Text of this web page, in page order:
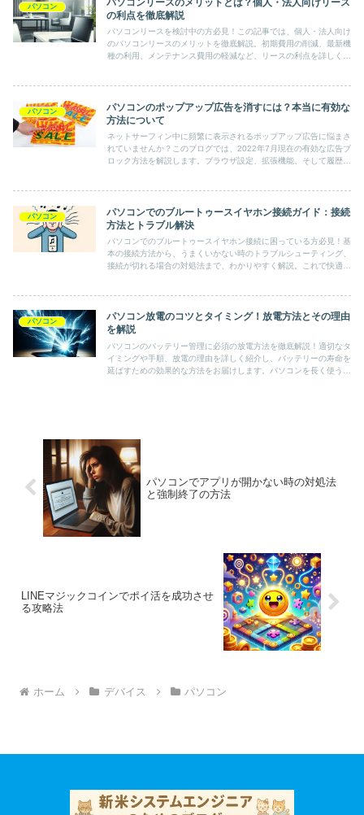
パソコン
パソコンリースのメリットとは？個人・法人向けリース
の利点を徹底解説
パソコンリースを検討中の方必見！この記事では、個人・法人向け
のパソコンリースのメリットを徹底解説。初期費用の削減、最新機
種の利用、メンテナンス費用の軽減など、リースの利点を詳しく紹
パソコン
パソコンのポップアップ広告を消すには？本当に有効な
方法について
ネットサーフィン中に頻繁に表示されるポップアップ広告に悩まさ
れていませんか？このブログでは、2022年7月現在の有効な広告ブ
ロック方法を解説します。ブラウザ設定、拡張機能、そして履歴削
パソコン
パソコンでのブルートゥースイヤホン接続ガイド：接続
方法とトラブル解決
パソコンでのブルートゥースイヤホン接続に困っている方必見！基
本の接続方法から、うまくいかない時のトラブルシューティング、
接続が切れる場合の対処法まで、わかりやすく解説。これで快適に
パソコン
パソコン放電のコツとタイミング！放電方法とその理由
を解説
パソコンのバッテリー管理に必須の放電方法を徹底解説！適切なタ
イミングや手順、放電の理由を詳しく紹介し、バッテリーの寿命を
延ばすための効果的な方法をお届けします。パソコンを長く使うた
パソコンでアプリが開かない時の対処法
と強制終了の方法
LINEマジックコインでポイ活を成功させ
る攻略法
ホーム デバイス パソコン